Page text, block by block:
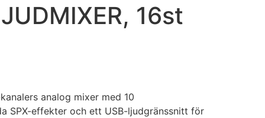
16st
analog mixer med 10
SPX-effekter och ett USB-ljudgränssnitt för